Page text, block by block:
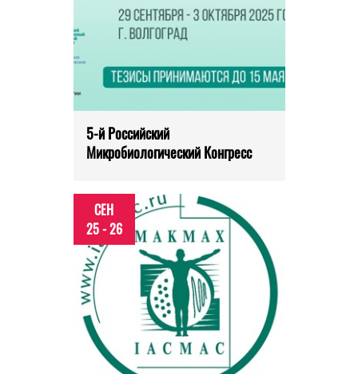
5-й Российский
Микробиологический Конгресс
СЕН
25 - 26